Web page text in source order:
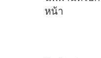
หน้า